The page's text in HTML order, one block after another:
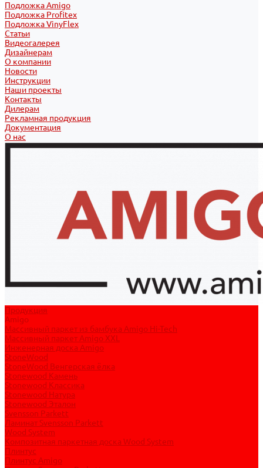
Подложка Amigo
Подложка Profitex
Подложка VinyFlex
Статьи
Видеогалерея
Дизайнерам
О компании
Новости
Инструкции
Наши проекты
Контакты
Дилерам
Рекламная продукция
Документация
О нас
Продукция
Amigo
Массивный паркет из бамбука Amigo Hi-Tech
Массивный паркет Amigo XXL
Инженерная доска Amigo
StoneWood
StoneWood Венгерская ёлка
Stonewood Камень
Stonewood Классика
Stonewood Натура
Stonewood Эталон
Svensson Parkett
Ламинат Svensson Parkett
Wood System
Композитная паркетная доска Wood System
Плинтус
Плинтус Amigo